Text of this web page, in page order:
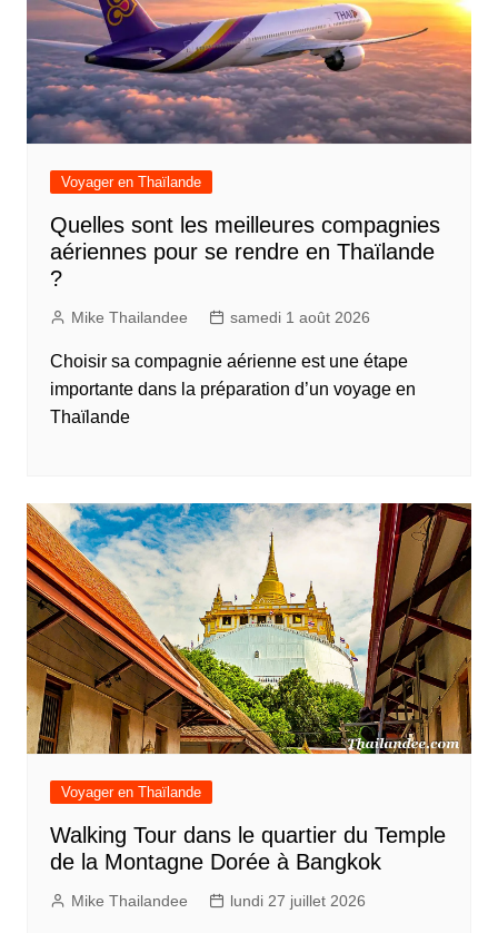
Voyager en Thaïlande
Quelles sont les meilleures compagnies
aériennes pour se rendre en Thaïlande
?
Mike Thailandee samedi 1 août 2026
Choisir sa compagnie aérienne est une étape
importante dans la préparation d’un voyage en
Thaïlande
Voyager en Thaïlande
Walking Tour dans le quartier du Temple
de la Montagne Dorée à Bangkok
Mike Thailandee lundi 27 juillet 2026